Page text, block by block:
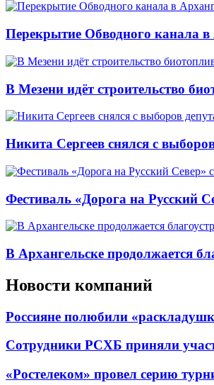
Перекрытие Обводного канала в
В Мезени идёт строительство
Никита Сергеев снялся с
Фестиваль «Дорога на Русский
В Архангельске продолжается
Новости компаний
Россияне полюбили
Сотрудники РСХБ приняли
«Ростелеком» провел серию